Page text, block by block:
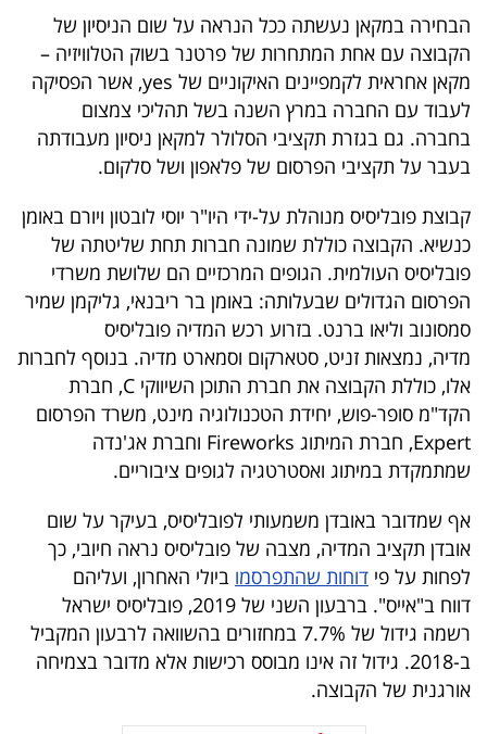
5
המילון
הכלכלי
פודקאסט
40
UNDER
40
שיתופי
פעולה
דרושים
ניוזלטרים
מייל
אדום
הבחירה במקאן נעשתה ככל הנראה על שום הניסיון של
הקבוצה עם אחת המתחרות של פרטנר בשוק הטלוויזיה –
מקאן אחראית לקמפיינים האיקוניים של yes, אשר הפסיקה
לעבוד עם החברה במרץ השנה בשל תהליכי צמצום
בחברה. גם בגזרת תקציבי הסלולר למקאן ניסיון מעבודתה
בעבר על תקציבי הפרסום של פלאפון ושל סלקום.
קבוצת פובליסיס מנוהלת על-ידי היו"ר יוסי לובטון ויורם באומן
כנשיא. הקבוצה כוללת שמונה חברות תחת שליטתה של
פובליסיס העולמית. הגופים המרכזיים הם שלושת משרדי
הפרסום הגדולים שבעלותה: באומן בר ריבנאי, גליקמן שמיר
סמסונוב וליאו ברנט. בזרוע רכש המדיה פובליסיס
מדיה, נמצאות זניט, סטארקום וסמארט מדיה. בנוסף לחברות
אלו, כוללת הקבוצה את חברת התוכן השיווקי C, חברת
הקד"מ סופר-פוש, יחידת הטכנולוגיה מינט, משרד הפרסום
Expert, חברת המיתוג Fireworks וחברת אג'נדה
שמתמקדת במיתוג ואסטרטגיה לגופים ציבוריים.
אף שמדובר באובדן משמעותי לפובליסיס, בעיקר על שום
אובדן תקציב המדיה, מצבה של פובליסיס נראה חיובי, כך
לפחות על פי דוחות שהתפרסמו ביולי האחרון, ועליהם
דווח ב"אייס". ברבעון השני של 2019, פובליסיס ישראל
רשמה גידול של 7.7% במחזורים בהשוואה לרבעון המקביל
ב-2018. גידול זה אינו מבוסס רכישות אלא מדובר בצמיחה
אורגנית של הקבוצה.